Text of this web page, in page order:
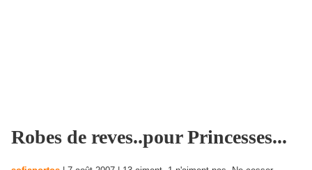
Robes de reves..pour Princesses...